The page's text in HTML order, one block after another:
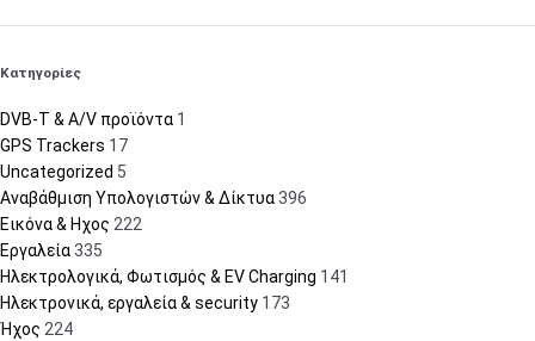
Κατηγορίες
DVB-T & A/V προϊόντα 1
GPS Trackers 17
Uncategorized 5
Αναβάθμιση Υπολογιστών & Δίκτυα 396
Εικόνα & Ηχος 222
Εργαλεία 335
Ηλεκτρολογικά, Φωτισμός & EV Charging 141
Ηλεκτρονικά, εργαλεία & security 173
Ήχος 224